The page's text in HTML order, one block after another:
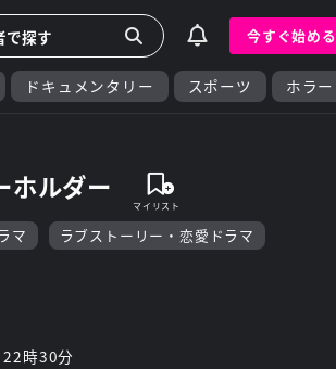
今すぐ始める
ドキュメンタリー スポーツ ホラー
ホルダー
マ ラブストーリー・恋愛ドラマ
時30分